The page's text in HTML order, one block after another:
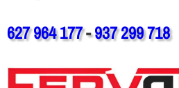
627 964 177-937 299 718